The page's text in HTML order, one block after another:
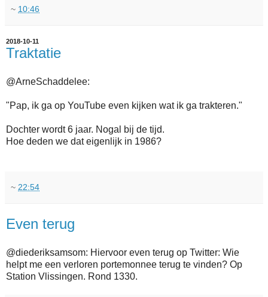
~ 10:46
2018-10-11
Traktatie
@ArneSchaddelee:
"Pap, ik ga op YouTube even kijken wat ik ga trakteren."
Dochter wordt 6 jaar. Nogal bij de tijd.
Hoe deden we dat eigenlijk in 1986?
~ 22:54
Even terug
@diederiksamsom: Hiervoor even terug op Twitter: Wie
helpt me een verloren portemonnee terug te vinden? Op
Station Vlissingen. Rond 1330.